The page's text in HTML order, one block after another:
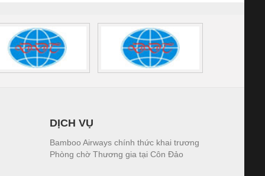
DỊCH VỤ
Bamboo Airways chính thức khai trương
Phòng chờ Thương gia tại Côn Đảo